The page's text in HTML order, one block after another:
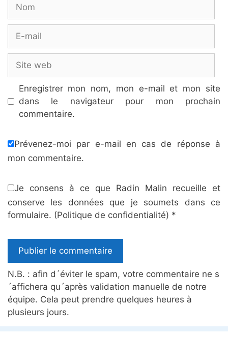
Site
web
Enregistrer mon nom, mon e-mail et mon site
dans le navigateur pour mon prochain
commentaire.
Prévenez-moi par e-mail en cas de réponse à
mon commentaire.
Je consens à ce que Radin Malin recueille et
conserve les données que je soumets dans ce
formulaire. (Politique de confidentialité) *